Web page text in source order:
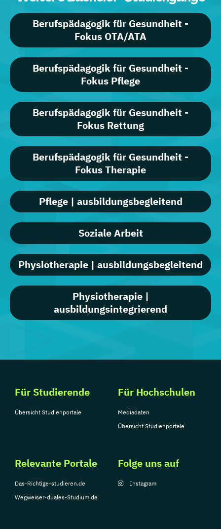
Berufspädagogik für Gesundheit -
Fokus OTA/ATA
Berufspädagogik für Gesundheit -
Fokus Pflege
Berufspädagogik für Gesundheit -
Fokus Rettung
Berufspädagogik für Gesundheit -
Fokus Therapie
Pflege | ausbildungsbegleitend
Soziale Arbeit
Physiotherapie | ausbildungsbegleitend
Physiotherapie |
ausbildungsintegrierend
Für Studierende
Übersicht Studienportale
Für Hochschulen
Mediadaten
Übersicht Studienportale
Relevante Portale
Das-Richtige-studieren.de
Wegweiser-duales-Studium.de
Folge uns auf
Instagram